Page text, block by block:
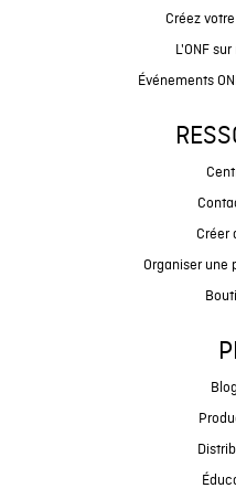
Créez
L'ONF
Événements
Créer
Organiser une